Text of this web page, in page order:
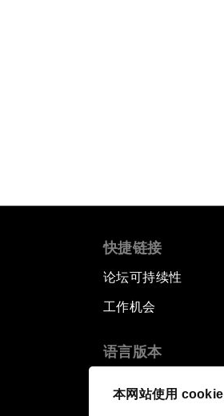
本网站使用 cookie
快捷链接
论坛可持续性
工作机会
语言版本